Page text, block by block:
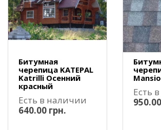
Битумная
черепица KATEPAL
Katrilli Осенний
красный
Есть в наличии
640.00 грн.
Есть